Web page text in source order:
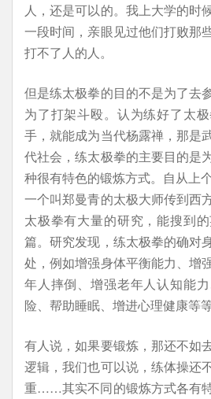
人，还是可以的。我上大学的时
一段时间，亲眼见过他们打败那
打不了人的人。
但是练太极拳的目的不是为了去
为了打架斗殴。认为练好了太
手，就能成为当代杨露禅，那是
代社会，练太极拳的主要目的是
种很有特色的锻炼方式。自从上
一个叫郑曼青的太极大师传到西
太极拳有大量的研究，能搜到
篇。研究发现，练太极拳的确对
处，例如增强身体平衡能力、增
年人摔倒、增强老年人认知能
险、帮助睡眠、增进心理健康等等
有人说，如果要锻炼，那还不如
逻辑，我们也可以说，练体操还
重……其实不同的锻炼方式各有